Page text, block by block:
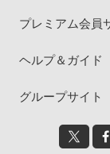
プレミアム会員
ヘルプ＆ガイド
グループサイト